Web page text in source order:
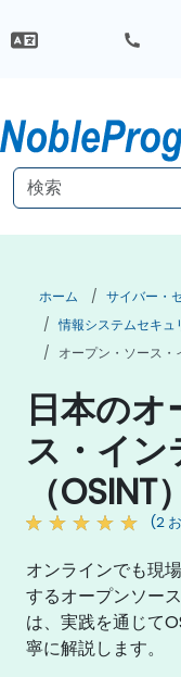
ホーム
サイバー・
情報システムセキュ
オープン・ソース
日本の
ス・イン
（
(2
オンラインでも現
するオープンソー
は、実践を通じて
寧に解説します。